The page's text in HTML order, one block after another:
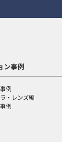
ン事例
例
・レンズ編
例